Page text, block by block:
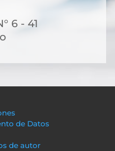
6 - 41
de Datos
de autor